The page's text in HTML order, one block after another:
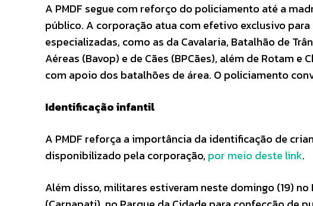
A PMDF segue com reforço do policiamento até a
público. A corporação atua com efetivo exclusivo
especializadas, como as da Cavalaria, Batalhão de
Aéreas (Bavop) e de Cães (BPCães), além de Rotam
com apoio dos batalhões de área. O policiamento
Identificação infantil
A PMDF reforça a importância da identificação de
disponibilizado pela corporação, por meio deste link.
Além disso, militares estiveram neste domingo (19)